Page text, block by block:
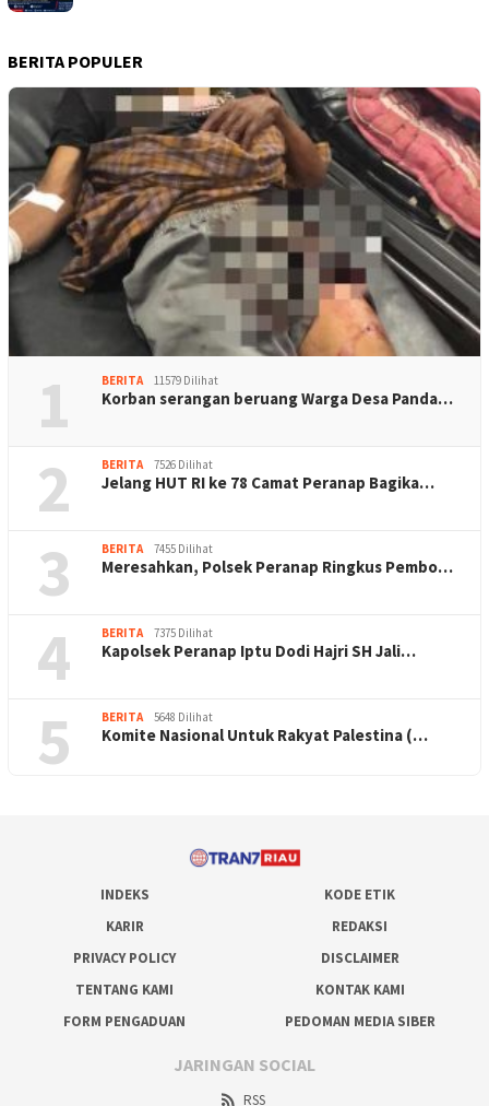
BERITA POPULER
1 BERITA 11579 Dilihat
Korban serangan beruang Warga Desa Panda…
2 BERITA 7526 Dilihat
Jelang HUT RI ke 78 Camat Peranap Bagika…
3 BERITA 7455 Dilihat
Meresahkan, Polsek Peranap Ringkus Pembo…
4 BERITA 7375 Dilihat
Kapolsek Peranap Iptu Dodi Hajri SH Jali…
5 BERITA 5648 Dilihat
Komite Nasional Untuk Rakyat Palestina (…
INDEKS
KODE ETIK
KARIR
REDAKSI
PRIVACY POLICY
DISCLAIMER
TENTANG KAMI
KONTAK KAMI
FORM PENGADUAN
PEDOMAN MEDIA SIBER
JARINGAN SOCIAL
RSS